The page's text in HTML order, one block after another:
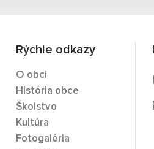
Rýchle odkazy
O obci
História obce
Školstvo
Kultúra
Fotogaléria